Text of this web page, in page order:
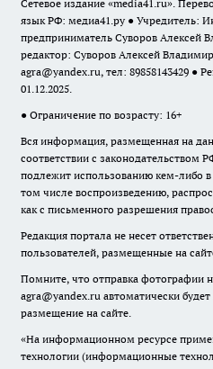
Сетевое издание «media41.ru».
язык РФ: медиа41.ру ● Учредитель:
предприниматель Суворов Алексей
редактор: Суворов Алексей
agra@yandex.ru, тел: 89858143429 ●
01.12.2025.
● Ограничение по возрасту: 16+
Вся информация, размещенная на
соответствии с законодательством
подлежит использованию кем-либо
том числе воспроизведению,
как с письменного разрешения
Редакция портала не несет
пользователей, размещенные на
Помните, что отправка фотографии
agra@yandex.ru автоматически
размещение на сайте.
«На информационном ресурсе
технологии (информационные